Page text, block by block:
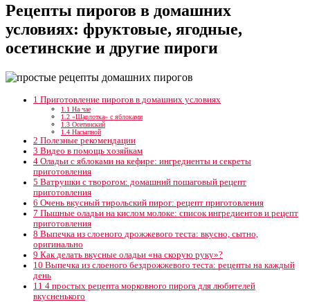
Рецепты пирогов в домашних
условиях: фруктовые, ягодные,
осетинские и другие пироги
1 Приготовление пирогов в домашних условиях
1.1 На чае
1.2 «Шарлотка» с яблоками
1.3 Осетинский
1.4 Насыпной
2 Полезные рекомендации
3 Видео в помощь хозяйкам
4 Оладьи с яблоками на кефире: ингредиенты и секреты
приготовления
5 Ватрушки с творогом: домашний пошаговый рецепт
приготовления
6 Очень вкусный тирольский пирог: рецепт приготовления
7 Пышные оладьи на кислом молоке: список ингредиентов и рецепт
приготовления
8 Выпечка из слоеного дрожжевого теста: вкусно, сытно,
оригинально
9 Как делать вкусные оладьи «на скорую руку»?
10 Выпечка из слоеного бездрожжевого теста: рецепты на каждый
день
11 4 простых рецепта морковного пирога для любителей
вкусненького